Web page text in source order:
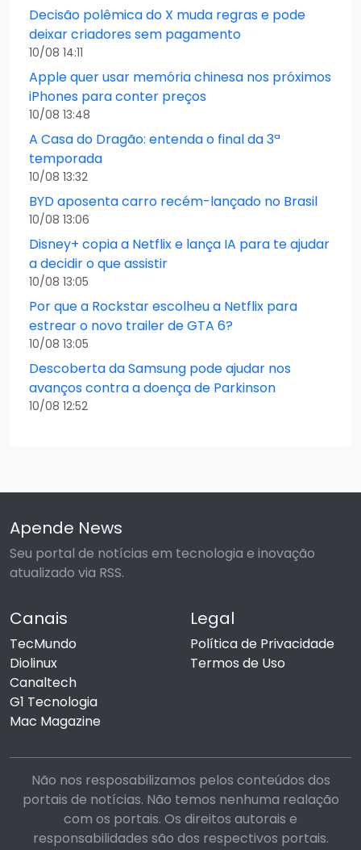
Decisão polêmica do X muda regras e pode
deixar criadores sem pagamento
10/08 14:11
Apple quer usar memória chinesa nos próximos
iPhones para conter preços
10/08 13:48
A Casa do Dragão: entenda o final da 3ª
temporada
10/08 13:32
BYD aposenta carro recém-lançado no Brasil
10/08 13:06
Disney+ copia a Netflix e lança IA para te ajudar
a decidir o que assistir
10/08 13:05
Por que a Rockstar escolheu a Netflix para
estrear o novo trailer de GTA 6?
10/08 13:05
Descoberta da Samsung pode ajudar nos
avanços contra a doença de Parkinson
10/08 12:52
Apende News
Seu portal de notícias em tecnologia e inovação
atualizado via RSS.
Canais
TecMundo
Diolinux
Canaltech
G1 Tecnologia
Mac Magazine
Legal
Política de Privacidade
Termos de Uso
Não nos resposabilizamos pelos conteúdos dos
portais de notícias. Não temos nenhuma realação
com os portais. Os direitos autorais e
responsabilidades são dos respectivos portais.